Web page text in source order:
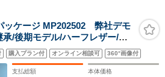
ケージ MP202502 弊社デモ
/後期モデル/ハーフレザー/シ
パワーシート/360°カメ
ルミ/追従クルコン/レーンキー
購入プラン付 オンライン相談可 360°画像付
支払総額 本体価格